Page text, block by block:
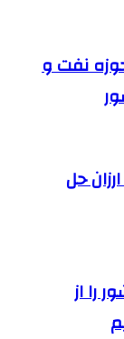
در حوزه نفت و
حل
را از